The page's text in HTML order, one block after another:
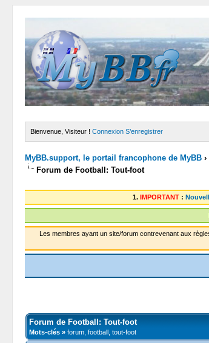
Bienvenue, Visiteur !Connexion S’enregistrer
MyBB.support, le portail francophone de MyBB ›
Forum de Football: Tout-foot
1. IMPORTANT :
Les membres ayant un site/forum contrevenant aux
Forum de Football: Tout-foot
Mots-clés » forum, football, tout-foot